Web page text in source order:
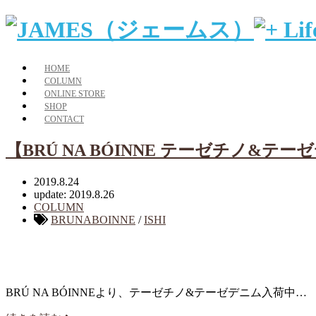
HOME
COLUMN
ONLINE STORE
SHOP
CONTACT
【BRÚ NA BÓINNE テーゼチノ&テーゼ
2019.8.24
update: 2019.8.26
COLUMN
BRUNABOINNE /ISHI
BRÚ NA BÓINNEより、テーゼチノ&テーゼデニム入荷中…